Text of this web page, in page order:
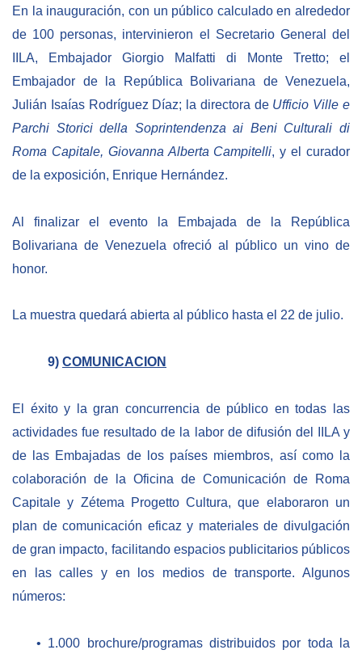
En la inauguración, con un público calculado en alrededor
de 100 personas, intervinieron el Secretario General del
IILA, Embajador Giorgio Malfatti di Monte Tretto; el
Embajador de la República Bolivariana de Venezuela,
Julián Isaías Rodríguez Díaz; la directora de Ufficio Ville e
Parchi Storici della Soprintendenza ai Beni Culturali di
Roma Capitale, Giovanna Alberta Campitelli, y el curador
de la exposición, Enrique Hernández.
Al finalizar el evento la Embajada de la República
Bolivariana de Venezuela ofreció al público un vino de
honor.
La muestra quedará abierta al público hasta el 22 de julio.
9) COMUNICACION
El éxito y la gran concurrencia de público en todas las
actividades fue resultado de la labor de difusión del IILA y
de las Embajadas de los países miembros, así como la
colaboración de la Oficina de Comunicación de Roma
Capitale y Zétema Progetto Cultura, que elaboraron un
plan de comunicación eficaz y materiales de divulgación
de gran impacto, facilitando espacios publicitarios públicos
en las calles y en los medios de transporte. Algunos
números:
• 1.000 brochure/programas distribuidos por toda la